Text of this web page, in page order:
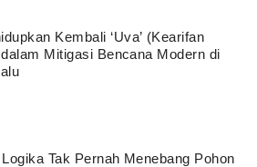
Kembali ‘Uva’ (Kearifan
Mitigasi Bencana Modern di
Tak Pernah Menebang Pohon